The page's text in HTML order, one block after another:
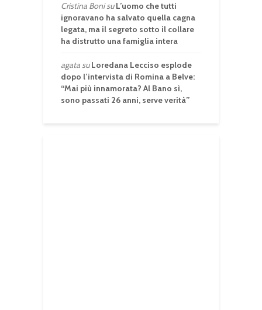
Cristina BonisuL’uomo che tutti
ignoravano ha salvato quella cagna
legata, ma il segreto sotto il collare
ha distrutto una famiglia intera
agatasuLoredana Lecciso esplode
dopo l’intervista di Romina a Belve:
“Mai più innamorata? Al Bano sì,
sono passati 26 anni, serve verità”